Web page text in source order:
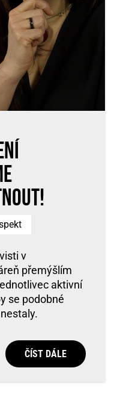
v
přemýšlím
aktivní
se podobné
ČÍST DÁLE